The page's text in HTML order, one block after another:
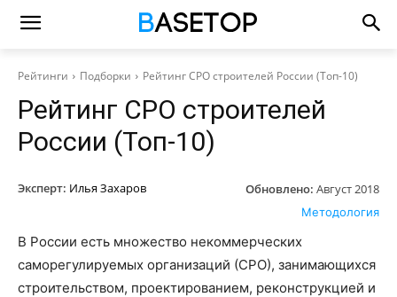
Рейтинги Подборки Рейтинг СРО строителей России (Топ-10)
Рейтинг СРО строителей
России (Топ-10)
Эксперт: Илья Захаров Обновлено: Август 2018
Методология
В России есть множество некоммерческих
саморегулируемых организаций (СРО), занимающихся
строительством, проектированием, реконструкцией и